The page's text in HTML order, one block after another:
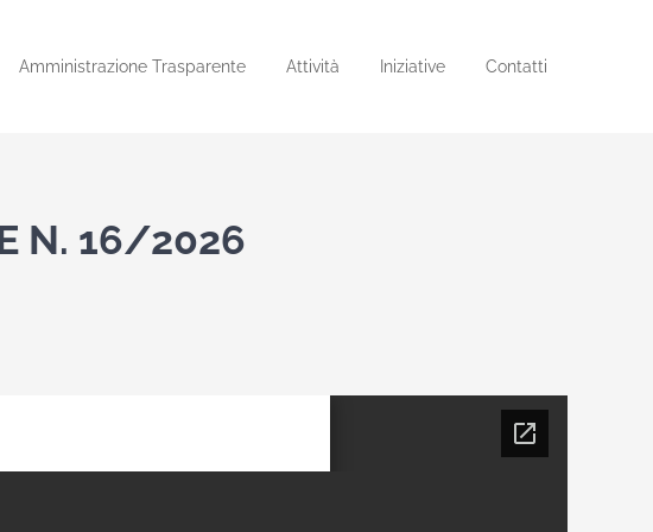
Amministrazione Trasparente Attività Iniziative Contatti
N. 16/2026